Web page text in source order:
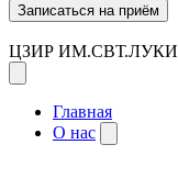
Записаться на приём
ЦЗИР ИМ.СВТ.ЛУКИ
Главная
О нас